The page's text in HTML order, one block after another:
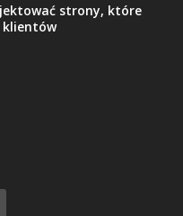
strony, które
klientów